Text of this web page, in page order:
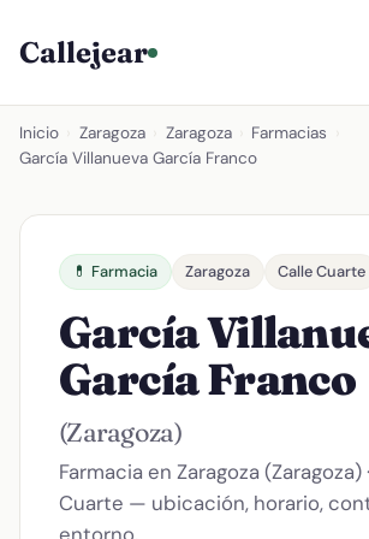
Callejear
Inicio Zaragoza Zaragoza Farmacias
García Villanueva García Franco
💊 Farmacia Zaragoza Calle Cuarte
García
García Franco
(Zaragoza)
Farmacia en Zaragoza (Zaragoza)
Cuarte — ubicación, horario,